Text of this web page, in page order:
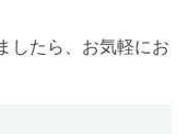
したら、お気軽にお